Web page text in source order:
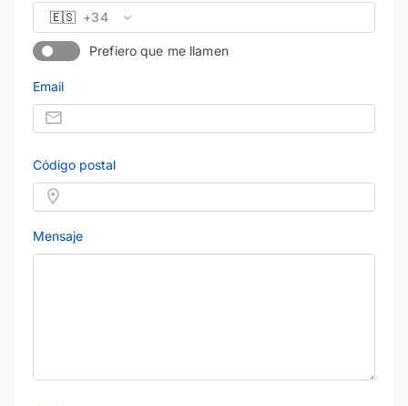
🇪🇸 +34
Prefiero que me llamen
Email
Código postal
Mensaje